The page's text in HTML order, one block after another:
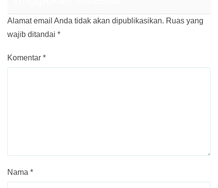
Alamat email Anda tidak akan dipublikasikan. Ruas yang
wajib ditandai *
Komentar *
Nama *